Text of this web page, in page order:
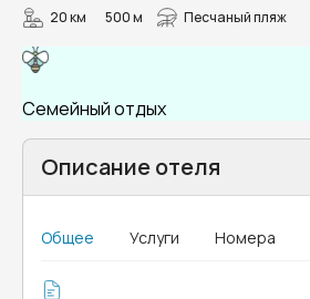
20 км 500 м Песчаный пляж
Семейный отдых
Описание отеля
Общее Услуги Номера